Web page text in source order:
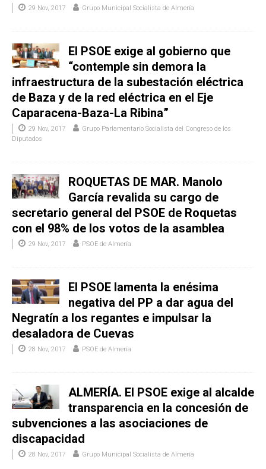
29 Nov, 2017 Grupo Municipal Socialista de Almería
El PSOE exige al gobierno que
“contemple sin demora la
infraestructura de la subestación eléctrica
de Baza y de la red eléctrica en el Eje
Caparacena-Baza-La Ribina”
29 Nov, 2017
Grupo Parlamentario Socialista del Congreso de los
Diputados
ROQUETAS DE MAR. Manolo
García revalida su cargo de
secretario general del PSOE de Roquetas
con el 98% de los votos de la asamblea
29 Nov, 2017 PSOE de Almería
El PSOE lamenta la enésima
negativa del PP a dar agua del
Negratín a los regantes e impulsar la
desaladora de Cuevas
28 Nov, 2017 PSOE de Almería
ALMERÍA. El PSOE exige al alcalde
transparencia en la concesión de
subvenciones a las asociaciones de
discapacidad
28 Nov, 2017 Grupo Municipal Socialista de Almería